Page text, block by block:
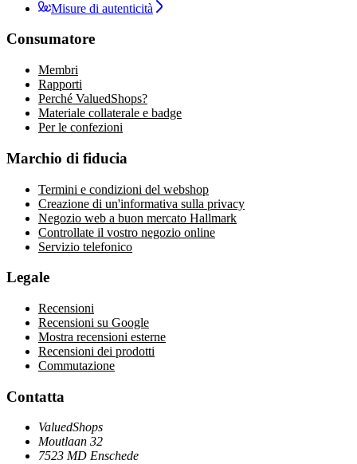
Misure di autenticità
Consumatore
Membri
Rapporti
Perché ValuedShops?
Materiale collaterale e badge
Per le confezioni
Marchio di fiducia
Termini e condizioni del webshop
Creazione di un'informativa sulla privacy
Negozio web a buon mercato Hallmark
Controllate il vostro negozio online
Servizio telefonico
Legale
Recensioni
Recensioni su Google
Mostra recensioni esterne
Recensioni dei prodotti
Commutazione
Contatta
ValuedShops
Moutlaan 32
7523 MD Enschede